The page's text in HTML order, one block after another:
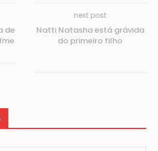
de
next post
Natti Natasha está grávida
do primeiro filho